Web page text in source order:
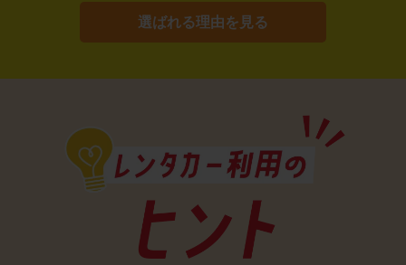
選ばれる理由を見る